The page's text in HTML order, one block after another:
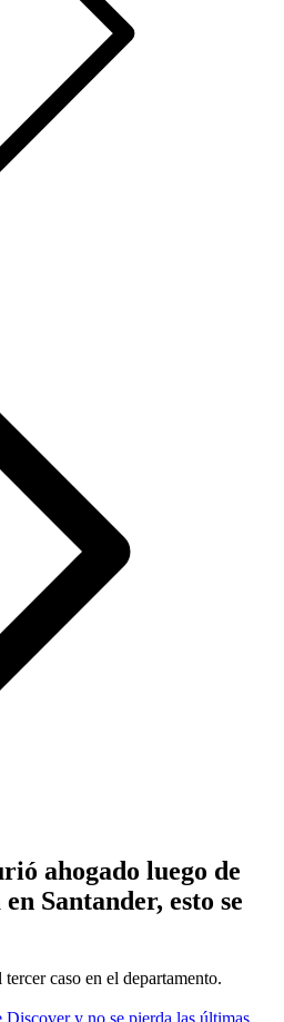
ahogado luego de
Santander, esto se
caso en el departamento.